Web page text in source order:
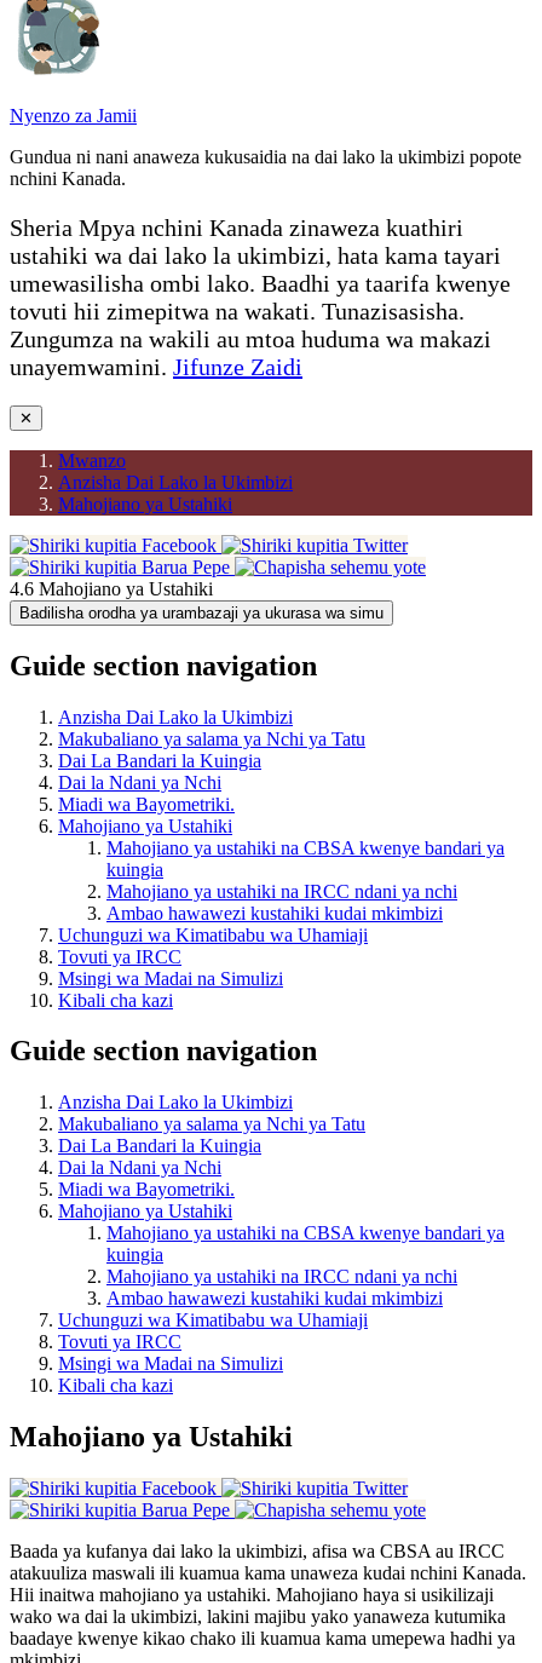
Nyenzo za Jamii
Gundua ni nani anaweza kukusaidia na dai lako la ukimbizi popote
nchini Kanada.
Sheria Mpya nchini Kanada zinaweza kuathiri
ustahiki wa dai lako la ukimbizi, hata kama tayari
umewasilisha ombi lako. Baadhi ya taarifa kwenye
tovuti hii zimepitwa na wakati. Tunazisasisha.
Zungumza na wakili au mtoa huduma wa makazi
unayemwamini. Jifunze Zaidi
✕
Mwanzo
Anzisha Dai Lako la Ukimbizi
Mahojiano ya Ustahiki
4.6 Mahojiano ya Ustahiki
Badilisha orodha ya urambazaji ya ukurasa wa simu
Guide section navigation
Anzisha Dai Lako la Ukimbizi
Makubaliano ya salama ya Nchi ya Tatu
Dai La Bandari la Kuingia
Dai la Ndani ya Nchi
Miadi wa Bayometriki.
Mahojiano ya Ustahiki
Mahojiano ya ustahiki na CBSA kwenye bandari ya
kuingia
Mahojiano ya ustahiki na IRCC ndani ya nchi
Ambao hawawezi kustahiki kudai mkimbizi
Uchunguzi wa Kimatibabu wa Uhamiaji
Tovuti ya IRCC
Msingi wa Madai na Simulizi
Kibali cha kazi
Guide section navigation
Anzisha Dai Lako la Ukimbizi
Makubaliano ya salama ya Nchi ya Tatu
Dai La Bandari la Kuingia
Dai la Ndani ya Nchi
Miadi wa Bayometriki.
Mahojiano ya Ustahiki
Mahojiano ya ustahiki na CBSA kwenye bandari ya
kuingia
Mahojiano ya ustahiki na IRCC ndani ya nchi
Ambao hawawezi kustahiki kudai mkimbizi
Uchunguzi wa Kimatibabu wa Uhamiaji
Tovuti ya IRCC
Msingi wa Madai na Simulizi
Kibali cha kazi
Mahojiano ya Ustahiki
Baada ya kufanya dai lako la ukimbizi, afisa wa CBSA au IRCC
atakuuliza maswali ili kuamua kama unaweza kudai nchini Kanada.
Hii inaitwa mahojiano ya ustahiki. Mahojiano haya si usikilizaji
wako wa dai la ukimbizi, lakini majibu yako yanaweza kutumika
baadaye kwenye kikao chako ili kuamua kama umepewa hadhi ya